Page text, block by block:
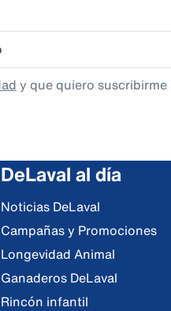
y que quiero
DeLaval al día
Noticias DeLaval
Campañas y Promociones
Longevidad Animal
Ganaderos DeLaval
Rincón infantil